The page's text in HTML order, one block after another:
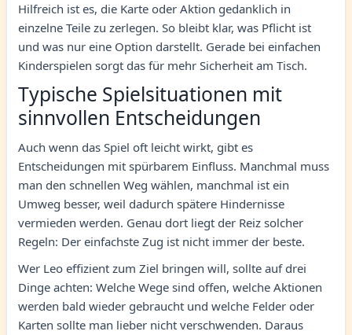
Hilfreich ist es, die Karte oder Aktion gedanklich in
einzelne Teile zu zerlegen. So bleibt klar, was Pflicht ist
und was nur eine Option darstellt. Gerade bei einfachen
Kinderspielen sorgt das für mehr Sicherheit am Tisch.
Typische Spielsituationen mit
sinnvollen Entscheidungen
Auch wenn das Spiel oft leicht wirkt, gibt es
Entscheidungen mit spürbarem Einfluss. Manchmal muss
man den schnellen Weg wählen, manchmal ist ein
Umweg besser, weil dadurch spätere Hindernisse
vermieden werden. Genau dort liegt der Reiz solcher
Regeln: Der einfachste Zug ist nicht immer der beste.
Wer Leo effizient zum Ziel bringen will, sollte auf drei
Dinge achten: Welche Wege sind offen, welche Aktionen
werden bald wieder gebraucht und welche Felder oder
Karten sollte man lieber nicht verschwenden. Daraus